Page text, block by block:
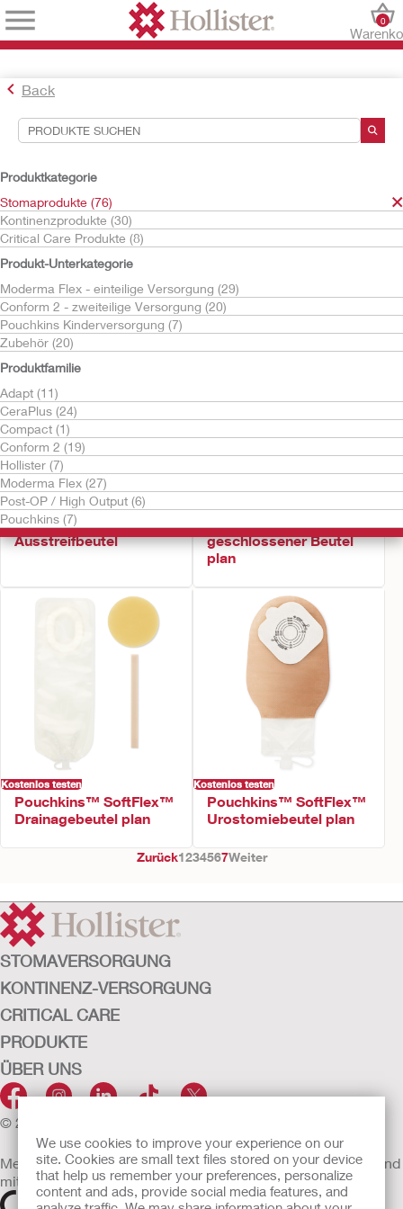
We use cookies to improve your experience on our
site. Cookies are small text files stored on your device
that help us remember your preferences, personalize
content and ads, provide social media features, and
0
Back
Produktkategorie
Stomaprodukte (76)
Kontinenzprodukte (30)
Critical Care Produkte (8)
Produkt-Unterkategorie
Moderma Flex - einteilige Versorgung (29)
Conform 2 - zweiteilige Versorgung (20)
Pouchkins Kinderversorgung (7)
Zubehör (20)
Produktfamilie
Adapt (11)
CeraPlus (24)
Compact (1)
Conform 2 (19)
Hollister (7)
Moderma Flex (27)
Post-OP / High Output (6)
Pouchkins (7)
Suchwerkzeuge
Ihre Auswahl:
Stomaprodukte
Ihre Auswahl hat76Ergebnisse ergeben
Sortieren nach:
Kostenlos testen
Pouchkins™ -
Ausstreifbeutel
Pouchkins™ SoftFlex™
geschlossener Beutel
plan
Kostenlos testen
Pouchkins™ SoftFlex™
Drainagebeutel plan
Kostenlos testen
Pouchkins™ SoftFlex™
Urostomiebeutel plan
Zurück1234567Weiter
STOMAVERSORGUNG
KONTINENZ-VERSORGUNG
CRITICAL CARE
PRODUKTE
ÜBER UNS
© 2026 Hollister Incorporated
Medizinprodukte, die innerhalb der EU vertrieben werden, sind
mit einem der folgenden Symbole gekennzeichnet